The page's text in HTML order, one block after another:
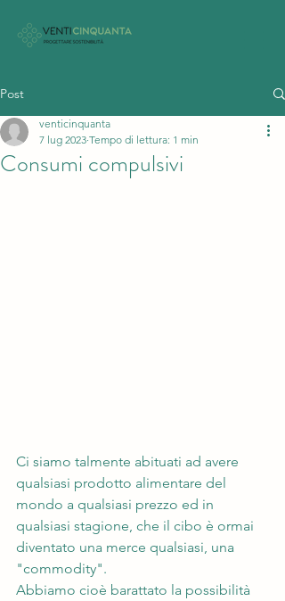
Post
Consumi compulsivi
venticinquanta
7 lug 2023 Tempo di lettura: 1 min
Ci siamo talmente abituati ad avere
qualsiasi prodotto alimentare del
mondo a qualsiasi prezzo ed in
qualsiasi stagione, che il cibo è ormai
diventato una merce qualsiasi, una
"commodity".
Abbiamo cioè barattato la possibilità